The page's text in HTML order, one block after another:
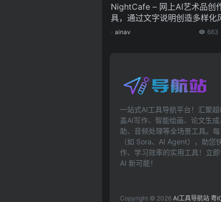
NightCafe – 网上AI艺术品创
具，通过文字说明创造多样化
的视觉艺术作品
ainav 663
一站式AI工具导航平台！汇聚
盖AI写作、智能绘画、论文生
助、音频处理等全场景工具。
（如 Sora、AI Agent），助您
作、学习效率的实用工具！立
AI 新可能！
Copyright © 2026 AI工具导航站 粤